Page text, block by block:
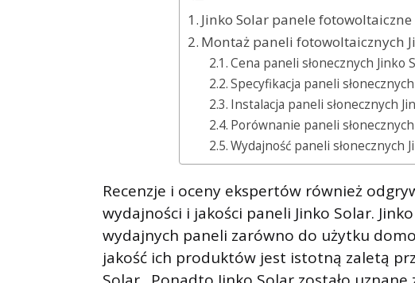
Jinko Solar panele
Montaż paneli fotowoltaicznych
Cena paneli słonecznych Jinko
Specyfikacja paneli
Instalacja paneli słonecznych
Porównanie paneli
Wydajność paneli słonecznych
Recenzje i oceny ekspertów również
wydajności i jakości paneli Jinko Solar.
wydajnych paneli zarówno do użytku
jakość ich produktów jest istotną zaletą